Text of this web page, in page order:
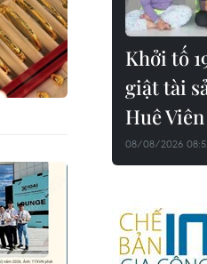
Khởi tố
giật tài
Huê Viên
08/08/2026